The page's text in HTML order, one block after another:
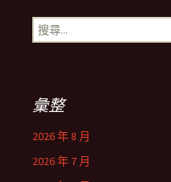
搜
尋
彙整
2026 年 8 月
2026 年 7 月